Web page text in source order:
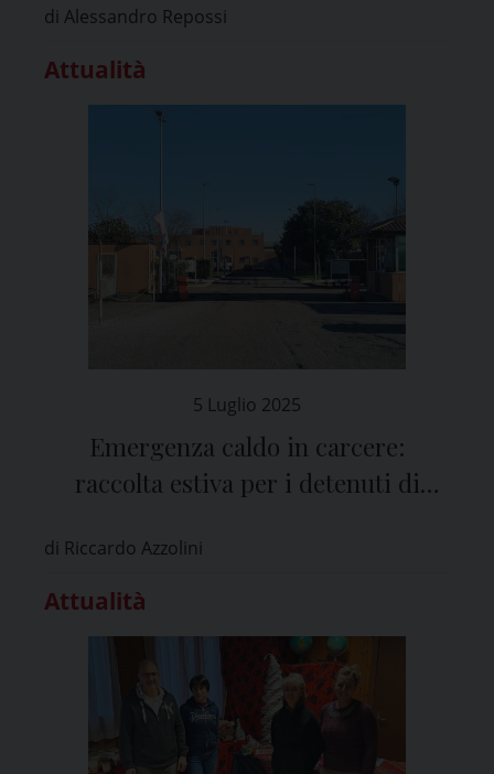
di Alessandro Repossi
Attualità
5 Luglio 2025
Emergenza caldo in carcere:
raccolta estiva per i detenuti di
di Riccardo Azzolini
Attualità